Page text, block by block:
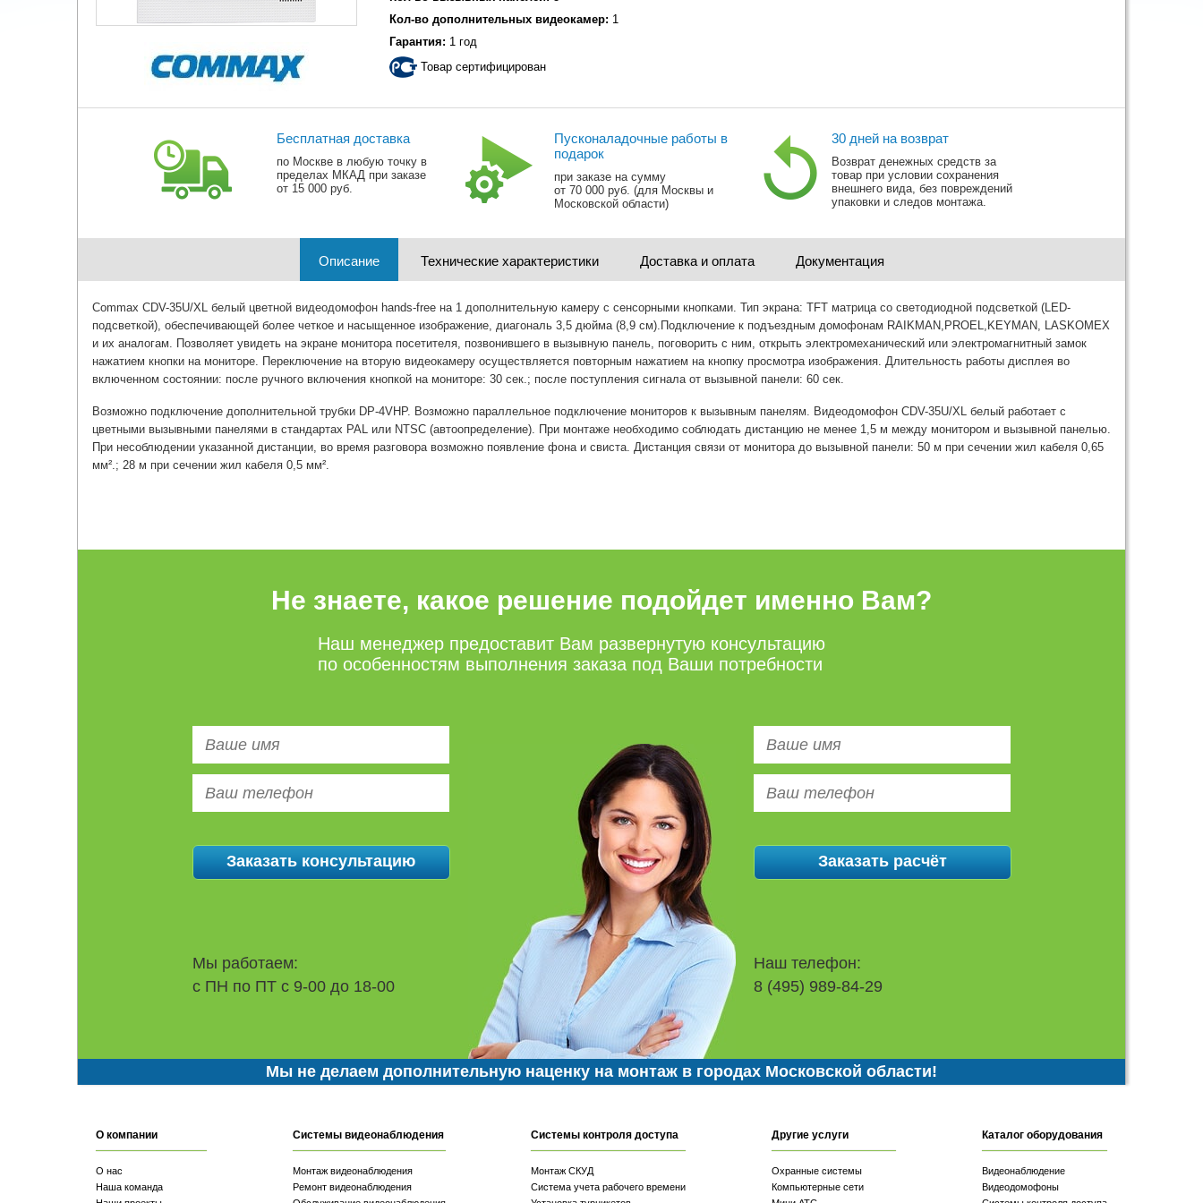
Кол-во дополнительных видеокамер: 1
Гарантия: 1 год
Товар сертифицирован
Бесплатная доставка
по Москве в любую точку в
пределах МКАД при заказе
от 15 000 руб.
Пусконаладочные работы в
подарок
при заказе на сумму
от 70 000 руб. (для Москвы и
Московской области)
30 дней на возврат
Возврат денежных средств за
товар при условии сохранения
внешнего вида, без повреждений
упаковки и следов монтажа.
Описание Технические характеристики Доставка и оплата Документация
Commax CDV-35U/XL белый цветной видеодомофон hands-free на 1 дополнительную камеру с сенсорными кнопками. Тип экрана: TFT матрица со светодиодной подсветкой (LED-
подсветкой), обеспечивающей более четкое и насыщенное изображение, диагональ 3,5 дюйма (8,9 см).Подключение к подъездным домофонам RAIKMAN,PROEL,KEYMAN, LASKOMEX
и их аналогам. Позволяет увидеть на экране монитора посетителя, позвонившего в вызывную панель, поговорить с ним, открыть электромеханический или электромагнитный замок
нажатием кнопки на мониторе. Переключение на вторую видеокамеру осуществляется повторным нажатием на кнопку просмотра изображения. Длительность работы дисплея во
включенном состоянии: после ручного включения кнопкой на мониторе: 30 сек.; после поступления сигнала от вызывной панели: 60 сек.
Возможно подключение дополнительной трубки DP-4VHP. Возможно параллельное подключение мониторов к вызывным панелям. Видеодомофон CDV-35U/XL белый работает с
цветными вызывными панелями в стандартах PAL или NTSC (автоопределение). При монтаже необходимо соблюдать дистанцию не менее 1,5 м между монитором и вызывной панелью.
При несоблюдении указанной дистанции, во время разговора возможно появление фона и свиста. Дистанция связи от монитора до вызывной панели: 50 м при сечении жил кабеля 0,65
мм².; 28 м при сечении жил кабеля 0,5 мм².
Не знаете, какое решение подойдет именно Вам?
Наш менеджер предоставит Вам развернутую консультацию
по особенностям выполнения заказа под Ваши потребности
Мы работаем:
с ПН по ПТ с 9-00 до 18-00
Наш телефон:
8 (495) 989-84-29
Мы не делаем дополнительную наценку на монтаж в городах Московской области!
О компании
О нас
Наша команда
Системы видеонаблюдения
Монтаж видеонаблюдения
Ремонт видеонаблюдения
Системы контроля доступа
Монтаж СКУД
Система учета рабочего времени
Другие услуги
Охранные системы
Компьютерные сети
Каталог оборудования
Видеонаблюдение
Видеодомофоны